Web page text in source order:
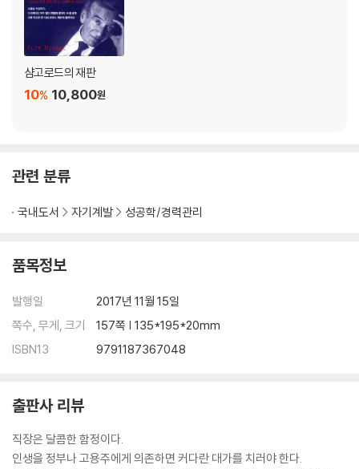
샴고로드의 재판
10,800원
10%
관련 분류
국내도서 자기계발 성공학/경력관리
품목정보
발행일
2017년 11월 15일
쪽수, 무게, 크기
157쪽 | 135*195*20mm
ISBN13
9791187367048
출판사 리뷰
직장은 달콤한 함정이다.
인생을 정부나 고용주에게 의존하면 커다란 대가를 치러야 한다.